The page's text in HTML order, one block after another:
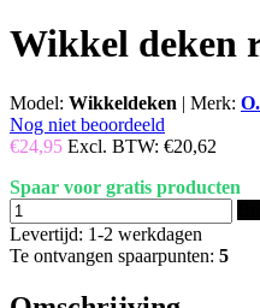
Wikkel deken
Model: Wikkeldeken | Merk:
Nog niet beoordeeld
€24,95 Excl. BTW: €20,62
Spaar voor gratis producten
Levertijd: 1-2 werkdagen
Te ontvangen spaarpunten: 5